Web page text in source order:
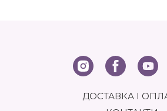
ДОСТАВКА І